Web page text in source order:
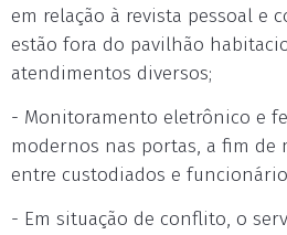
em relação à revista pessoal e
estão fora do pavilhão
atendimentos diversos;
- Monitoramento eletrônico e
modernos nas portas, a fim
entre custodiados e
- Em situação de conflito, o